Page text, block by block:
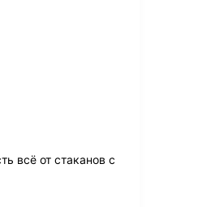
всё от стаканов с